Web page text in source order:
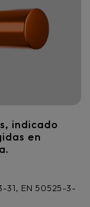
indicado
en
31, EN 50525-3-